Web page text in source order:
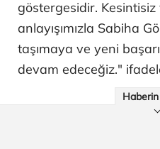
göstergesidir.
anlayışımızla Sabiha
taşımaya ve yeni
devam edeceğiz."
Haberin